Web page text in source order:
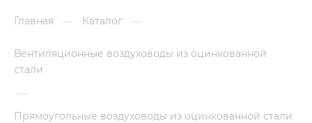
Главная — Каталог —
Вентиляционные воздуховоды из оцинкованной
стали
—
Прямоугольные воздуховоды из оцинкованной стали